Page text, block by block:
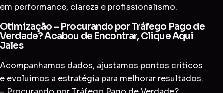
em performance, clareza e profissionalismo.
Otimização – Procurando por Tráfego Pago de
Verdade? Acabou de Encontrar, Clique Aqui
Jales
Acompanhamos dados, ajustamos pontos críticos
e evoluímos a estratégia para melhorar resultados.